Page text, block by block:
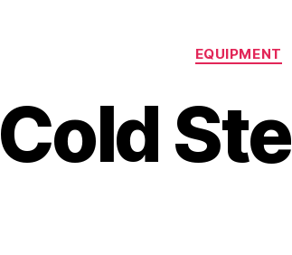
EQUIPMENT
Cold